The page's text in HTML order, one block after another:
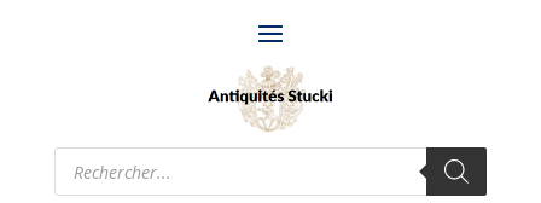
Recherche
produits